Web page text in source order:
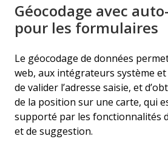
Géocodage avec
pour les formulaires
Le géocodage de données
web, aux intégrateurs système
de valider l’adresse saisie, et
de la position sur une carte, qui
supporté par les fonctionnalités
et de suggestion.